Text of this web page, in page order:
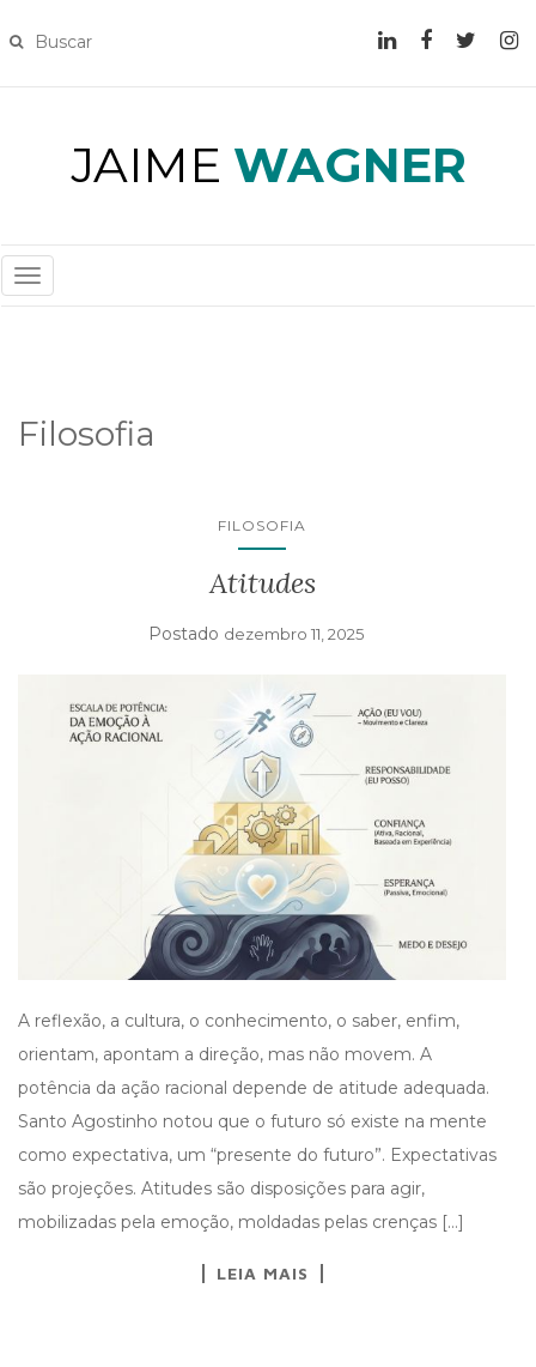
JAIME WAGNER
T
E
Filosofia
FILOSOFIA
Atitudes
Postado dezembro 11, 2025
A reflexão, a cultura, o conhecimento, o saber, enfim,
orientam, apontam a direção, mas não movem. A
potência da ação racional depende de atitude adequada.
Santo Agostinho notou que o futuro só existe na mente
como expectativa, um “presente do futuro”. Expectativas
são projeções. Atitudes são disposições para agir,
mobilizadas pela emoção, moldadas pelas crenças […]
LEIA MAIS